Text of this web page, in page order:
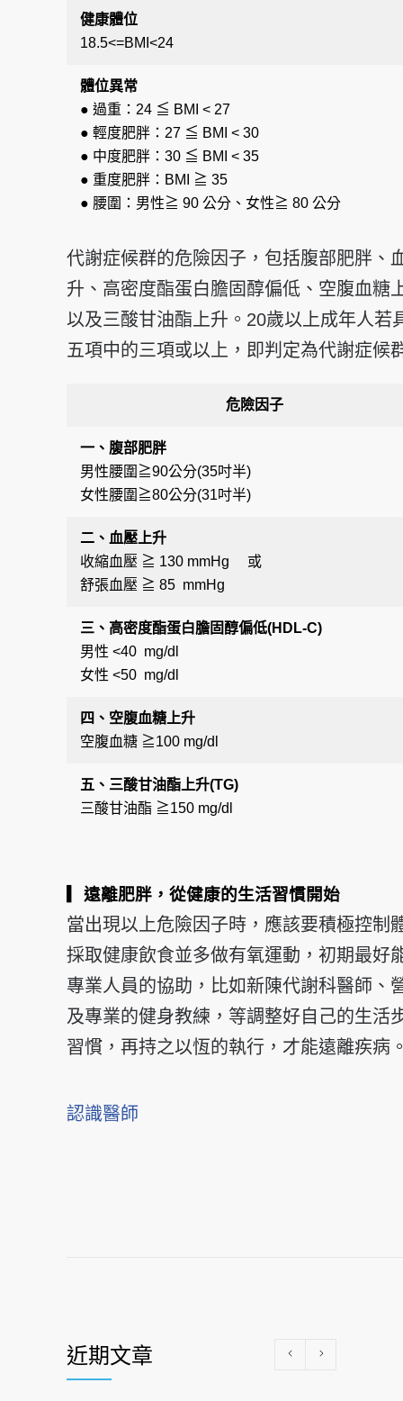
健康體位
18.5<=BMI<24
體位異常
● 過重：24 ≦ BMI < 27
● 輕度肥胖：27 ≦ BMI < 30
● 中度肥胖：30 ≦ BMI < 35
● 重度肥胖：BMI ≧ 35
● 腰圍：男性≧ 90 公分、 女性≧ 80 公分
代謝症候群的危險因子，包括腹部肥胖、
升、高密度酯蛋白膽固醇偏低、空腹血糖
以及三酸甘油酯上升。20歲以上成年人若
五項中的三項或以上，即判定為代謝症候
危險因子
一、腹部肥胖
男性腰圍≧90公分(35吋半)
女性腰圍≧80公分(31吋半)
二、血壓上升
收縮血壓 ≧ 130 mmHg 或
舒張血壓 ≧ 85 mmHg
三、高密度酯蛋白膽固醇偏低(HDL-C)
男性 <40 mg/dl
女性 <50 mg/dl
四、空腹血糖上升
空腹血糖 ≧100 mg/dl
五、三酸甘油酯上升(TG)
三酸甘油酯 ≧150 mg/dl
▎遠離肥胖，從健康的生活習慣開始
當出現以上危險因子時，應該要積極控制
採取健康飲食並多做有氧運動，初期最好
專業人員的協助，比如新陳代謝科醫師、
及專業的健身教練，等調整好自己的生活
習慣，再持之以恆的執行，才能遠離疾病
認識醫師
近期文章